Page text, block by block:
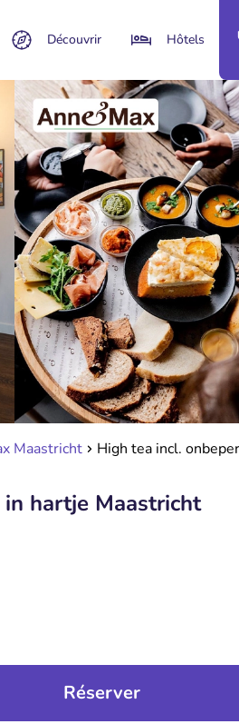
Découvrir Hôtels
Maastricht High tea incl.
hartje Maastricht
Réserver